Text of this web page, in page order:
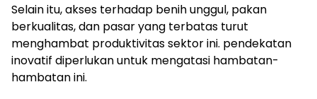
Selain itu, akses terhadap benih unggul, pakan
berkualitas, dan pasar yang terbatas turut
menghambat produktivitas sektor ini. pendekatan
inovatif diperlukan untuk mengatasi hambatan-
hambatan ini.